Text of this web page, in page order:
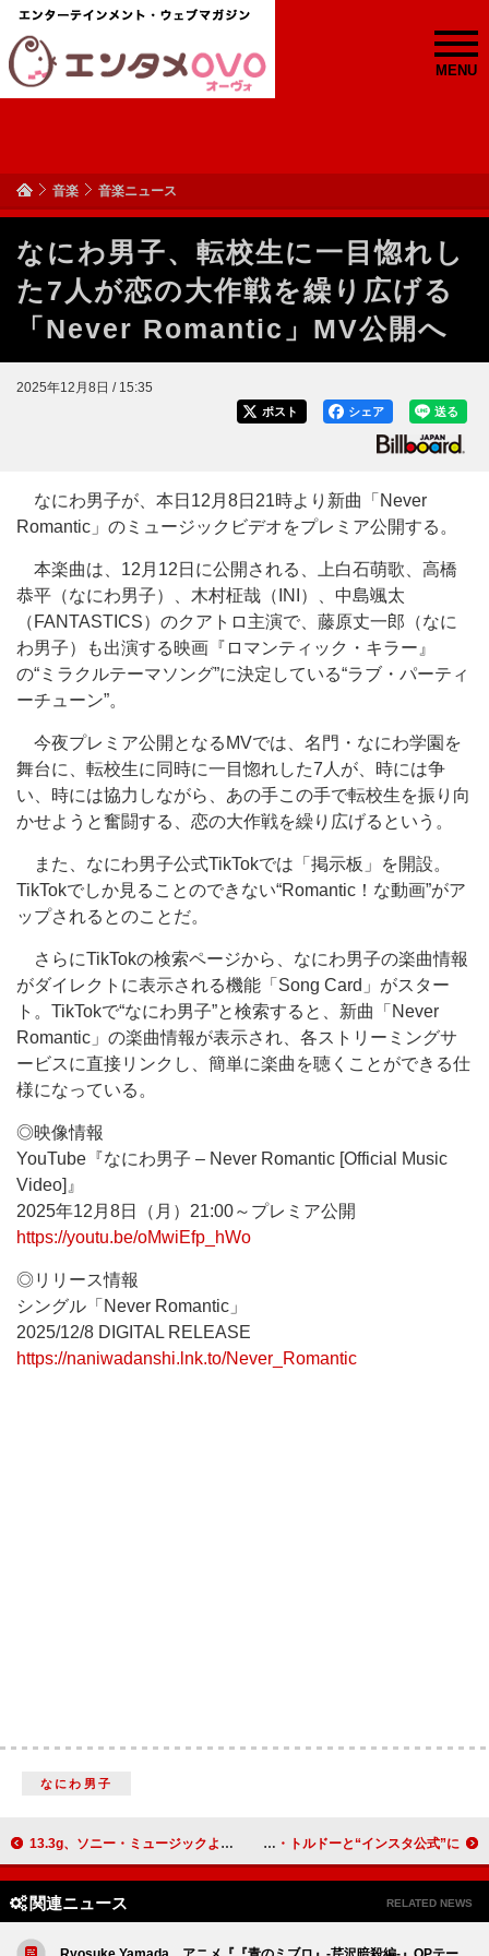
MENU
音楽 音楽ニュース
なにわ男子、転校生に一目惚れし
た7人が恋の大作戦を繰り広げる
「Never Romantic」MV公開へ
2025年12月8日 / 15:35
送る
シェア
ポスト
なにわ男子が、本日12月8日21時より新曲「Never
Romantic」のミュージックビデオをプレミア公開する。
本楽曲は、12月12日に公開される、上白石萌歌、高橋
恭平（なにわ男子）、木村柾哉（INI）、中島颯太
（FANTASTICS）のクアトロ主演で、藤原丈一郎（なに
わ男子）も出演する映画『ロマンティック・キラー』
の“ミラクルテーマソング”に決定している“ラブ・パーティ
ーチューン”。
今夜プレミア公開となるMVでは、名門・なにわ学園を
舞台に、転校生に同時に一目惚れした7人が、時には争
い、時には協力しながら、あの手この手で転校生を振り向
かせようと奮闘する、恋の大作戦を繰り広げるという。
また、なにわ男子公式TikTokでは「掲示板」を開設。
TikTokでしか見ることのできない“Romantic！な動画”がア
ップされるとのことだ。
さらにTikTokの検索ページから、なにわ男子の楽曲情報
がダイレクトに表示される機能「Song Card」がスター
ト。TikTokで“なにわ男子”と検索すると、新曲「Never
Romantic」の楽曲情報が表示され、各ストリーミングサ
ービスに直接リンクし、簡単に楽曲を聴くことができる仕
様になっている。
◎映像情報
YouTube『なにわ男子 – Never Romantic [Official Music
Video]』
2025年12月8日（月）21:00～プレミア公開
https://youtu.be/oMwiEfp_hWo
◎リリース情報
シングル「Never Romantic」
2025/12/8 DIGITAL RELEASE
https://naniwadanshi.lnk.to/Never_Romantic
なにわ男子
13.3g、ソニー・ミュージックよりメジャー・デビュー デビュー曲はTVアニメ『Fate/strange Fake』EDテーマに ケイティ・ペリー、日本旅行の写真をシェアしつつジャスティン・トルドーと“インスタ公式”に
関連ニュース RELATED NEWS